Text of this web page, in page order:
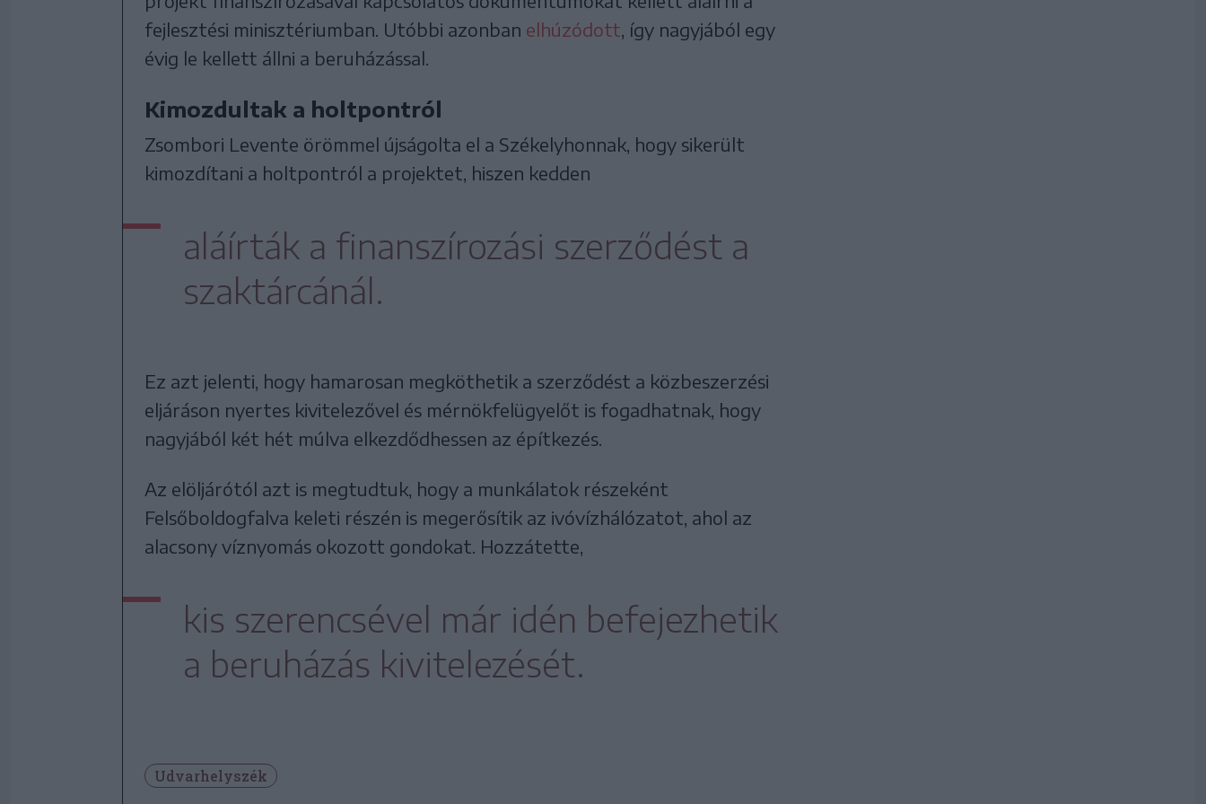
fejlesztési minisztériumban. Utóbbi azonban elhúzódott , így nagyjából egy
évig le kellett állni a beruházással.
Kimozdultak a holtpontról
Zsombori Levente örömmel újságolta el a Székelyhonnak, hogy sikerült
kimozdítani a holtpontról a projektet, hiszen kedden
aláírták a finanszírozási szerződést a
szaktárcánál.
Ez azt jelenti, hogy hamarosan megköthetik a szerződést a közbeszerzési
eljáráson nyertes kivitelezővel és mérnökfelügyelőt is fogadhatnak, hogy
nagyjából két hét múlva elkezdődhessen az építkezés.
Az elöljárótól azt is megtudtuk, hogy a munkálatok részeként
Felsőboldogfalva keleti részén is megerősítik az ivóvízhálózatot, ahol az
alacsony víznyomás okozott gondokat. Hozzátette,
kis szerencsével már idén befejezhetik
a beruházás kivitelezését.
Udvarhelyszék